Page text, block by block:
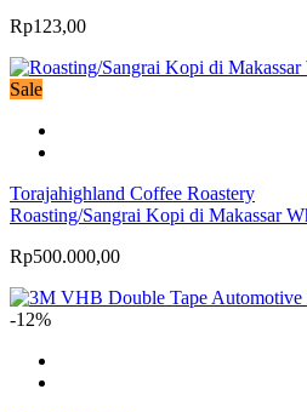
Rp123,00
Sale
Torajahighland Coffee Roastery
Roasting/Sangrai Kopi di Makassar
Rp500.000,00
-12%